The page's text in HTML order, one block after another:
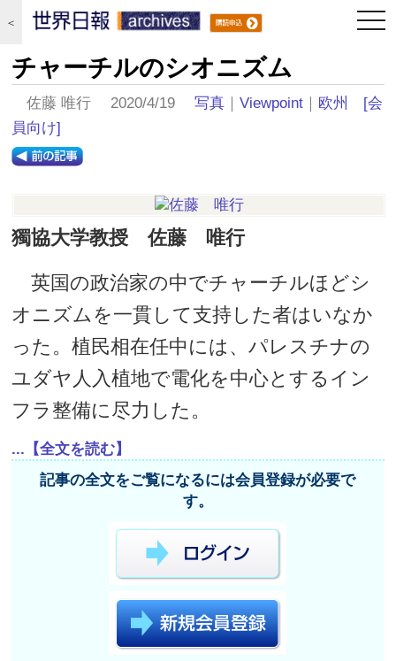
＜
チャーチルのシオニズム
佐藤 唯行 2020/4/19写真 ｜Viewpoint ｜ 欧州
[会
員向け]
獨協大学教授 佐藤 唯行
英国の政治家の中でチャーチルほどシ
オニズムを一貫して支持した者はいなか
った。植民相在任中には、パレスチナの
ユダヤ人入植地で電化を中心とするイン
フラ整備に尽力した。
...【全文を読む】
記事の全文をご覧になるには会員登録が必要で
す。